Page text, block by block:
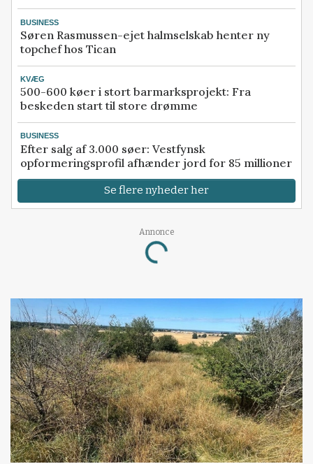
BUSINESS
Søren Rasmussen-ejet halmselskab henter ny
topchef hos Tican
KVÆG
500-600 køer i stort barmarksprojekt: Fra
beskeden start til store drømme
BUSINESS
Efter salg af 3.000 søer: Vestfynsk
opformeringsprofil afhænder jord for 85 millioner
Se flere nyheder her
Annonce
Loading...